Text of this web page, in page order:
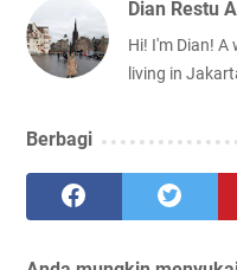
Dian Restu
Hi! I'm Dian!
living in
Berbagi